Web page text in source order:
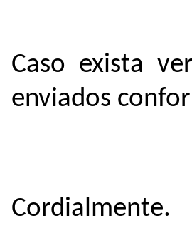
Caso exista
enviados
Cordialmente.